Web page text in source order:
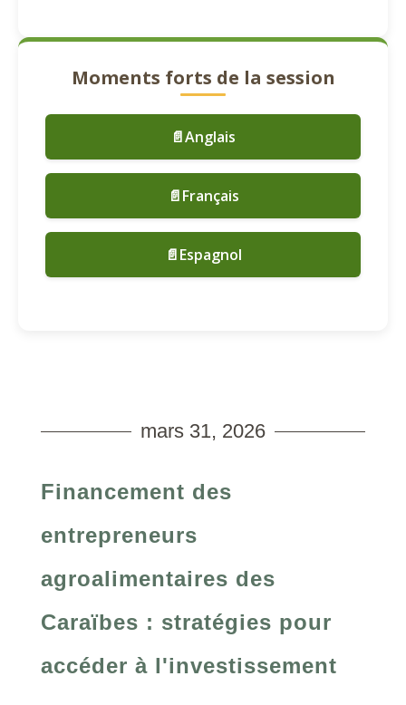
Moments forts de la session
📄Anglais
📄Français
📄Espagnol
mars 31, 2026
Financement des
entrepreneurs
agroalimentaires des
Caraïbes : stratégies pour
accéder à l'investissement